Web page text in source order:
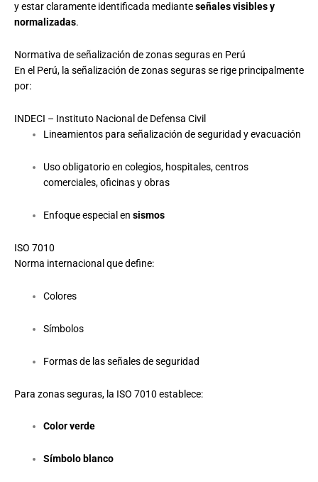
y estar claramente identificada medianteseñales visibles y
normalizadas.
Normativa de señalización de zonas seguras en Perú
En el Perú, la señalización de zonas seguras se rige principalmente
por:
INDECI – Instituto Nacional de Defensa Civil
Lineamientos para señalización de seguridad y evacuación
Uso obligatorio en colegios, hospitales, centros
comerciales, oficinas y obras
Enfoque especial ensismos
ISO 7010
Norma internacional que define:
Colores
Símbolos
Formas de las señales de seguridad
Para zonas seguras, la ISO 7010 establece:
Color verde
Símbolo blanco